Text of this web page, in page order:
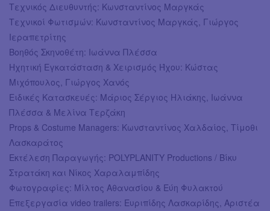
Τεχνικός Διευθυντής: Κωνσταντίνος Μαργκάς
Τεχνικοί Φωτισμών: Κωνσταντίνος Μαργκάς, Γιώργος
Ιεραπετρίτης
Βοηθός Σκηνοθέτη: Ιωάννα Πλέσσα
Ηχητική Εγκατάσταση & Χειρισμός Ήχου: Κώστας
Μιχόπουλος, Γιώργος Χανός
Ειδικές Κατασκευές: Μάριος Σέργιος Ηλιάκης, Ιωάννα
Πλέσσα & Μελίνα Τερζάκη
Props & Costume Managers: Κωνσταντίνος Χαλδαίος, Τίμοθι
Λασκαράτος
Εκτέλεση Παραγωγής: POLYPLANITY Productions / Βίκυ
Στρατάκη και Νίκος Χαραλαμπίδης
Φωτογραφίες: Μίλτος Αθανασίου & Εύη Φυλακτού
Επεξεργασία video trailers: Ευριπίδης Λασκαρίδης, Αριστέα